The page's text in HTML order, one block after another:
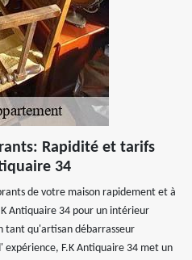
Rapidité et tarifs
34
de votre maison rapidement et à
Antiquaire 34 pour un intérieur
tant qu'artisan débarrasseur
expérience, F.K Antiquaire 34 met un